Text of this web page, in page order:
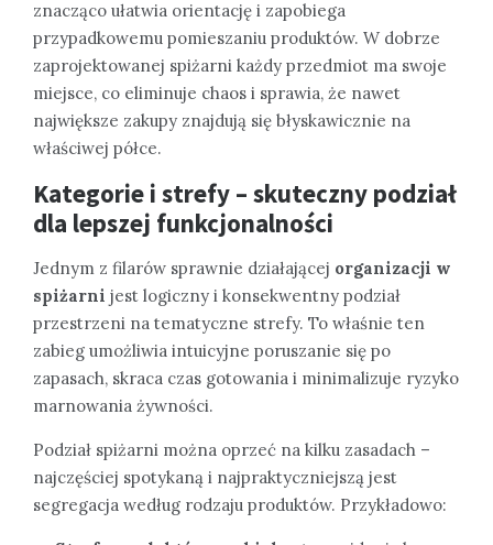
znacząco ułatwia orientację i zapobiega
przypadkowemu pomieszaniu produktów. W dobrze
zaprojektowanej spiżarni każdy przedmiot ma swoje
miejsce, co eliminuje chaos i sprawia, że nawet
największe zakupy znajdują się błyskawicznie na
właściwej półce.
Kategorie i strefy – skuteczny podział
dla lepszej funkcjonalności
Jednym z filarów sprawnie działającej organizacji w
spiżarni jest logiczny i konsekwentny podział
przestrzeni na tematyczne strefy. To właśnie ten
zabieg umożliwia intuicyjne poruszanie się po
zapasach, skraca czas gotowania i minimalizuje ryzyko
marnowania żywności.
Podział spiżarni można oprzeć na kilku zasadach –
najczęściej spotykaną i najpraktyczniejszą jest
segregacja według rodzaju produktów. Przykładowo: